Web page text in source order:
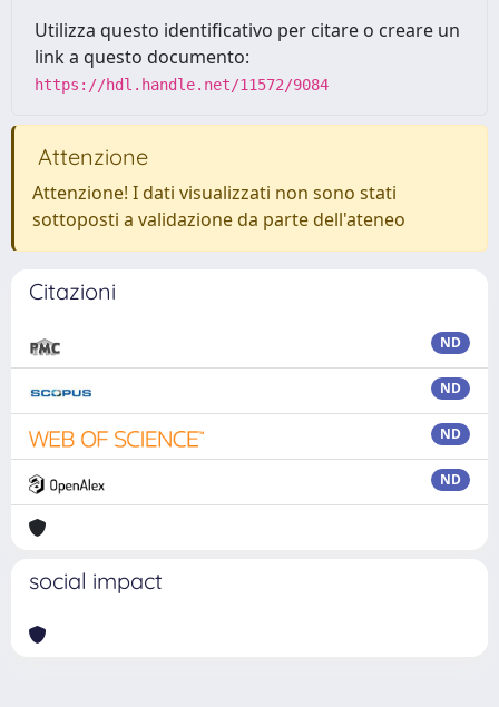
Utilizza questo identificativo per citare o creare un
link a questo documento:
https://hdl.handle.net/11572/9084
Attenzione
Attenzione! I dati visualizzati non sono stati
sottoposti a validazione da parte dell'ateneo
Citazioni
ND
ND
ND
ND
social impact